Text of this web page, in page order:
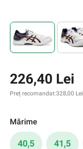
226,40 Lei
Preț recomandat:328,00 Lei
Mărime
40,5 41,5